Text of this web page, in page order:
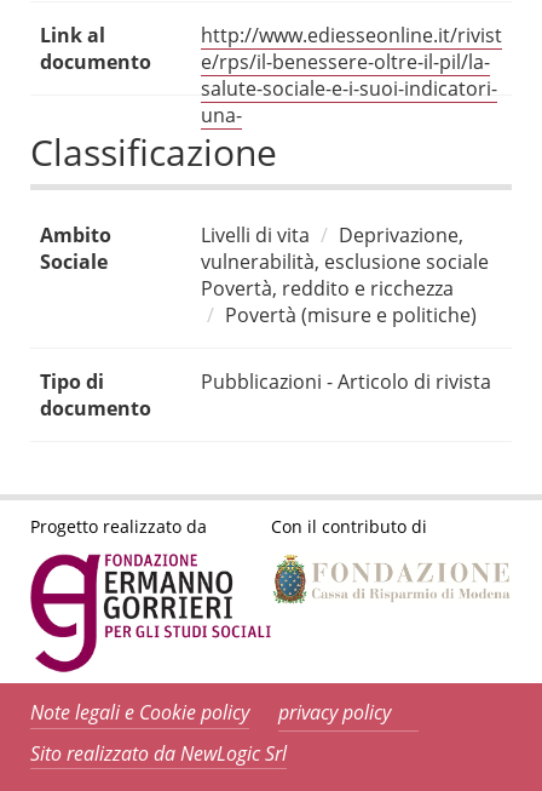
Link al
documento
http://www.ediesseonline.it/rivist
e/rps/il-benessere-oltre-il-pil/la-
salute-sociale-e-i-suoi-indicatori-
una-
Classificazione
Ambito
Sociale
Livelli di vita
Deprivazione,
vulnerabilità, esclusione sociale
Povertà, reddito e ricchezza
Povertà (misure e politiche)
Tipo di
documento
Pubblicazioni - Articolo di rivista
Progetto realizzato da Con il contributo di
Note legali e Cookie policy
privacy policy
Sito realizzato da NewLogic Srl